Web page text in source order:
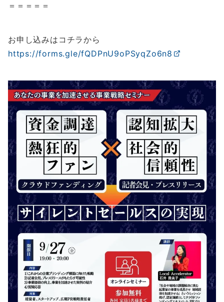
＝＝＝＝＝
お申し込みはコチラから
https://forms.gle/fQDPnU9oPSyqZo6n8